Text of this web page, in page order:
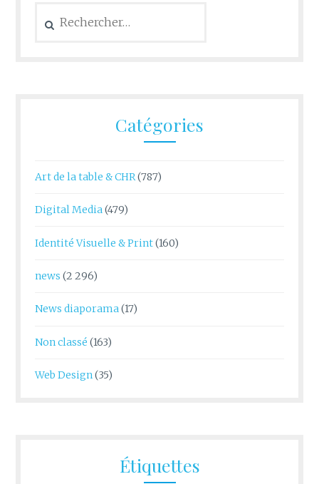
Catégories
Art de la table & CHR(787)
Digital Media(479)
Identité Visuelle & Print(160)
news (2 296)
News diaporama(17)
Non classé (163)
Web Design(35)
Étiquettes